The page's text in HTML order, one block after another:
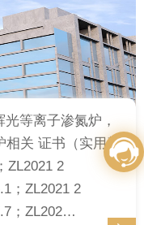
等离子渗氮炉，
相关 证书（实用新
ZL2021 2
；ZL2021 2
；ZL202…